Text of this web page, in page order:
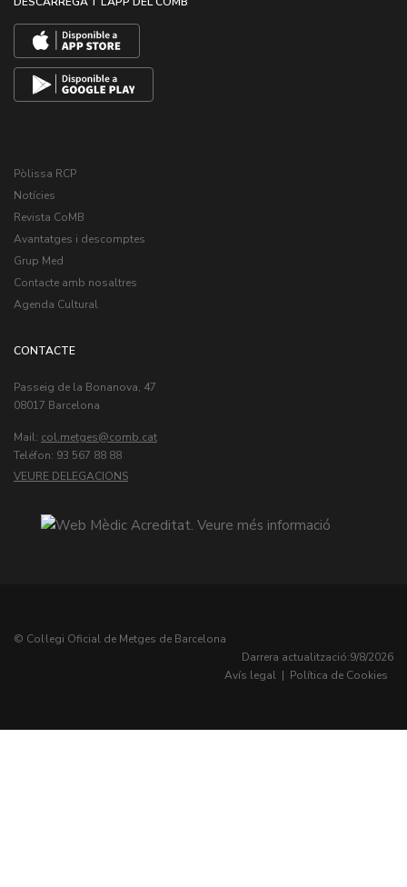
Pòlissa RCP
Notícies
Revista CoMB
Avantatges i descomptes
Grup Med
Contacte amb nosaltres
Agenda Cultural
CONTACTE
Passeig de la Bonanova, 47
08017 Barcelona
Mail: col.metges
Teléfon: 93 567 88 88
VEURE DELEGACIONS
© Col·legi Oficial de Metges de Barcelona
Darrera actualització:9/8/2026
Avís legal | Política de Cookies